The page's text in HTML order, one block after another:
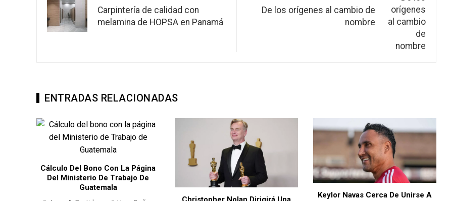
Carpintería de calidad con
melamina de HOPSA en Panamá
De los orígenes al cambio de
nombre
ENTRADAS RELACIONADAS
Keylor Navas Cerca De Unirse A